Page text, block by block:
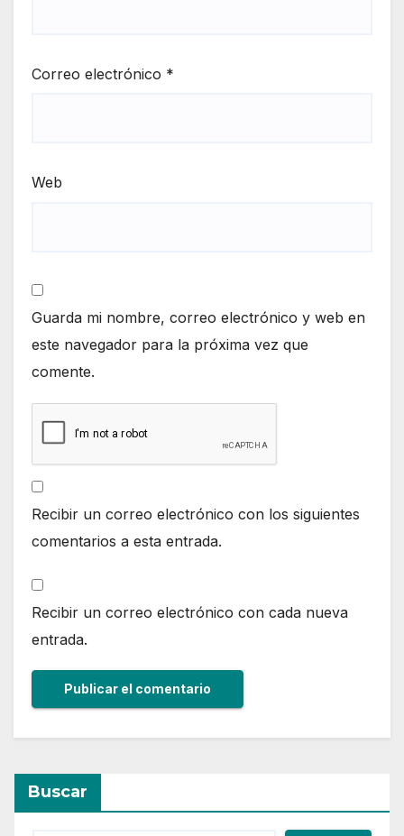
Correo electrónico *
Web
Guarda mi nombre, correo electrónico y web en
este navegador para la próxima vez que
comente.
Recibir un correo electrónico con los siguientes
comentarios a esta entrada.
Recibir un correo electrónico con cada nueva
entrada.
Buscar